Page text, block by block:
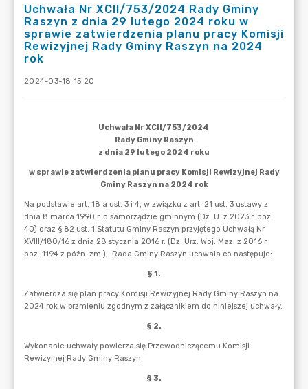
Uchwała Nr XCII/753/2024 Rady Gminy
Raszyn z dnia 29 lutego 2024 roku w
sprawie zatwierdzenia planu pracy Komisji
Rewizyjnej Rady Gminy Raszyn na 2024
rok
2024-03-18 15:20